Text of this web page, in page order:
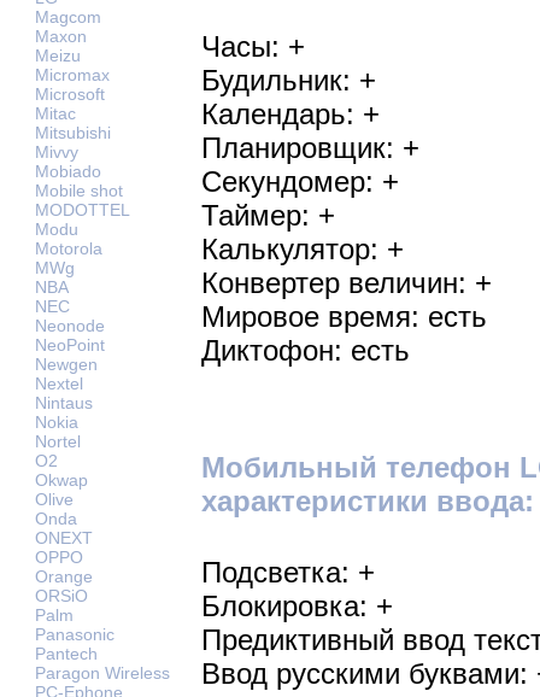
Magcom
Maxon
Meizu
Micromax
Microsoft
Mitac
Mitsubishi
Mivvy
Mobiado
Mobile shot
MODOTTEL
Modu
Motorola
MWg
NBA
NEC
Neonode
NeoPoint
Newgen
Nextel
Nintaus
Nokia
Nortel
O2
Okwap
Olive
Onda
ONEXT
OPPO
Orange
ORSiO
Palm
Panasonic
Pantech
Paragon Wireless
PC-Ephone
Часы: +
Будильник: +
Календарь: +
Планировщик: +
Секундомер: +
Таймер: +
Калькулятор: +
Конвертер величин: +
Мировое время: есть
Диктофон: есть
Мобильный телефон
характеристики ввода:
Подсветка: +
Блокировка: +
Предиктивный ввод
Ввод русскими буквами: